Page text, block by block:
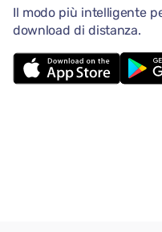
Il modo più intelligente
download di distanza.